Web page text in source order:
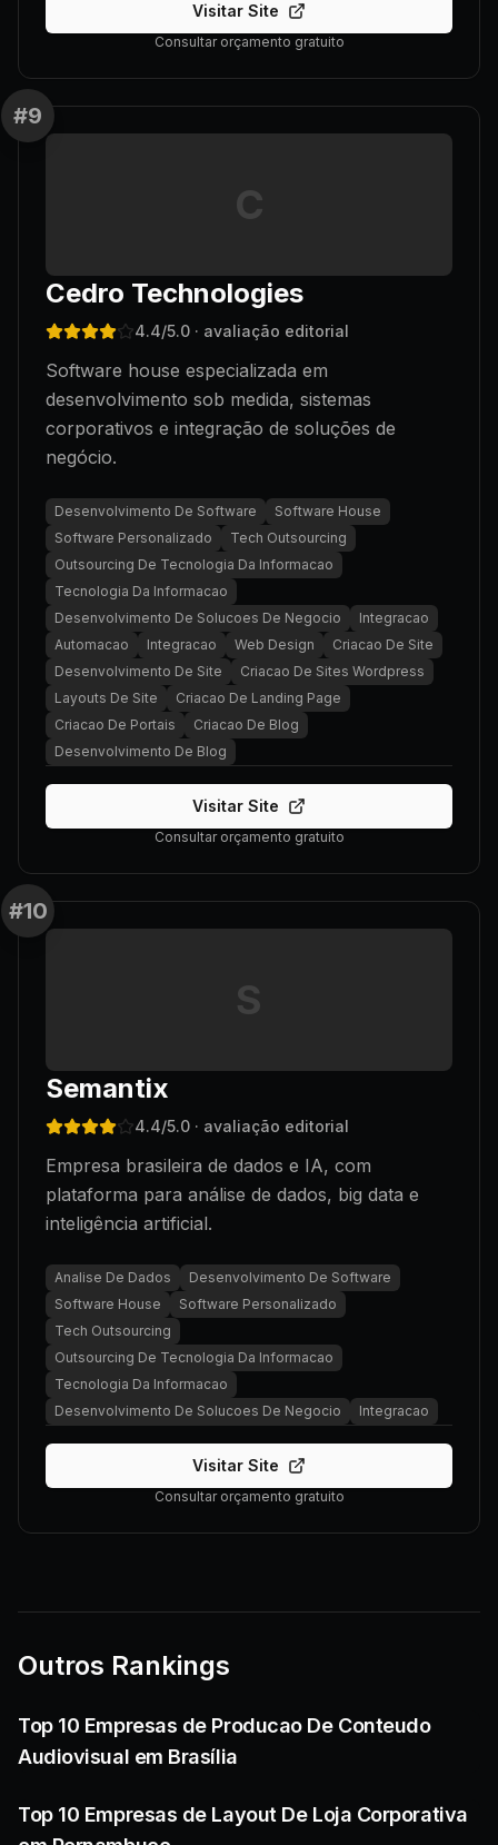
Visitar Site
Consultar orçamento gratuito
#9
C
Cedro Technologies
4.4/5.0 · avaliação editorial
Software house especializada em
desenvolvimento sob medida, sistemas
corporativos e integração de soluções de
negócio.
Desenvolvimento De Software
Software House
Software Personalizado
Tech Outsourcing
Outsourcing De Tecnologia Da Informacao
Tecnologia Da Informacao
Desenvolvimento De Solucoes De Negocio
Integracao
Automacao
Integracao Web Design
Criacao De Site
Desenvolvimento De Site
Criacao De Sites Wordpress
Layouts De Site
Criacao De Landing Page
Criacao De Portais
Criacao De Blog
Desenvolvimento De Blog
Visitar Site
Consultar orçamento gratuito
#10
S
Semantix
4.4/5.0 · avaliação editorial
Empresa brasileira de dados e IA, com
plataforma para análise de dados, big data e
inteligência artificial.
Analise De Dados
Desenvolvimento De Software
Software House
Software Personalizado
Tech Outsourcing
Outsourcing De Tecnologia Da Informacao
Tecnologia Da Informacao
Desenvolvimento De Solucoes De Negocio
Integracao
Visitar Site
Consultar orçamento gratuito
Outros Rankings
Top 10 Empresas de Producao De Conteudo
Audiovisual em Brasília
Top 10 Empresas de Layout De Loja Corporativa